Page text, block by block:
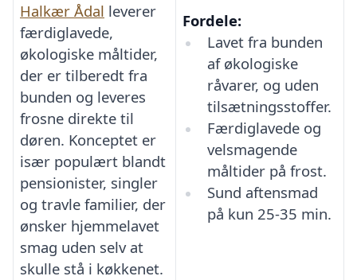
Halkær Ådal leverer
færdiglavede,
økologiske måltider,
der er tilberedt fra
bunden og leveres
frosne direkte til
døren. Konceptet er
især populært blandt
pensionister, singler
og travle familier, der
ønsker hjemmelavet
smag uden selv at
skulle stå i køkkenet.
Fordele:
Lavet fra bunden
af økologiske
råvarer, og uden
tilsætningsstoffer.
Færdiglavede og
velsmagende
måltider på frost.
Sund aftensmad
på kun 25-35 min.